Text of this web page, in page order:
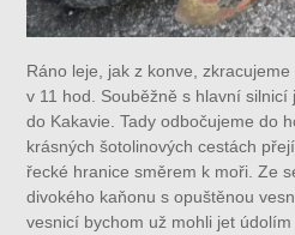
Ráno leje, jak z konve,
v 11 hod. Souběžně s hlavní
do Kakavie. Tady odbočujeme do
krásných šotolinových cestách
řecké hranice směrem k moři. Ze
divokého kaňonu s opuštěnou
vesnicí bychom už mohli jet